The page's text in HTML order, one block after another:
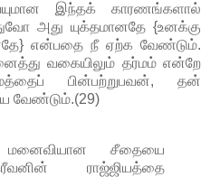
இந்தக் காரணங்களால்
அது யுக்தமானதே {உனக்கு
என்பதை நீ ஏற்க வேண்டும்.
வகையிலும் தர்மம் என்றே
பின்பற்றுபவன், தன்
வேண்டும்.(29)
சீதையை
ராஜ்ஜியத்தை